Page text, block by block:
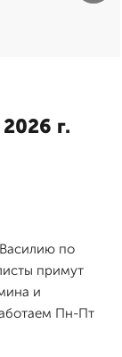
г.
Василию по
примут
и
Пн-Пт